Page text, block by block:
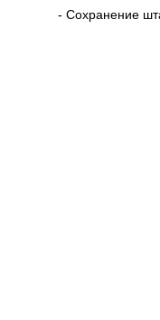
- Сохранение